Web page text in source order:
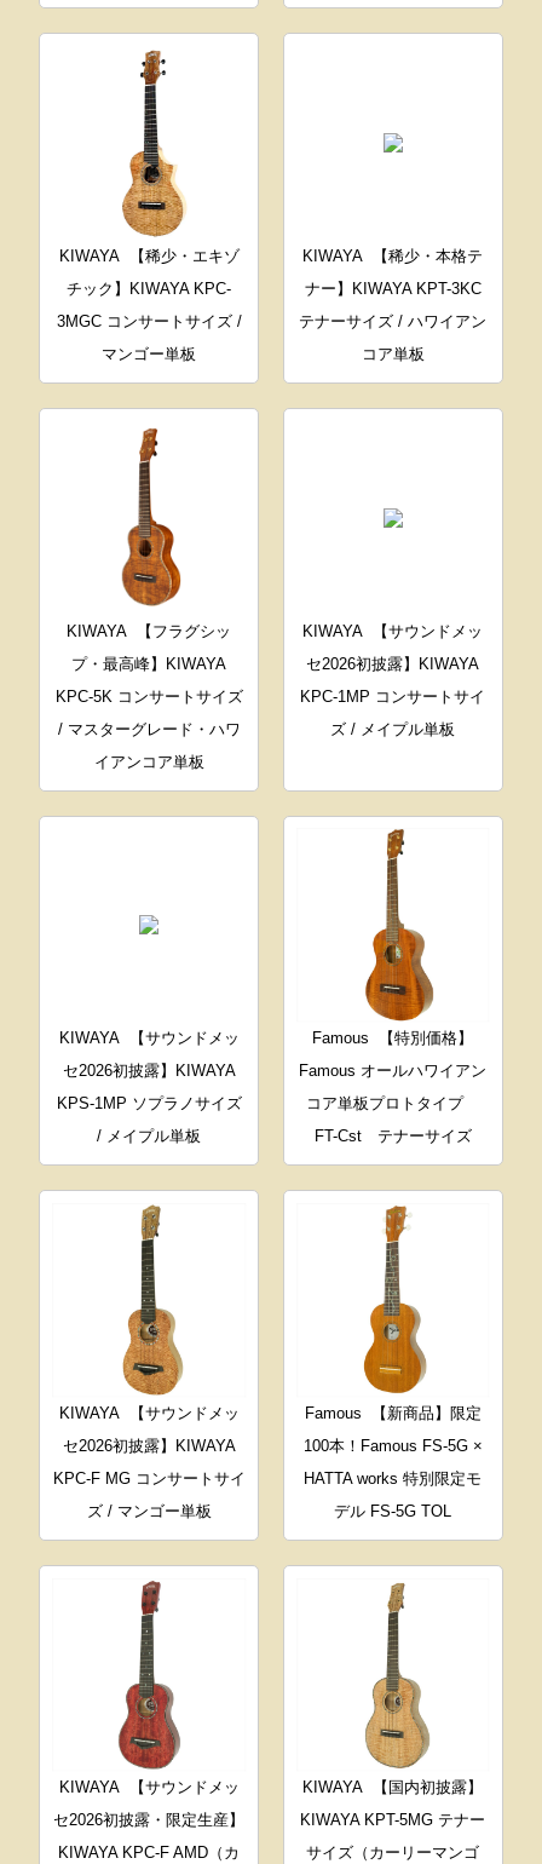
KIWAYA
【稀少・エキゾ
チック】KIWAYA KPC-
3MGC コンサートサイズ /
マンゴー単板
KIWAYA
【稀少・本格テ
ナー】KIWAYA KPT-3KC
テナーサイズ / ハワイアン
コア単板
KIWAYA
【フラグシッ
プ・最高峰】KIWAYA
KPC-5K コンサートサイズ
/ マスターグレード・ハワ
イアンコア単板
KIWAYA
【サウンドメッ
セ2026初披露】KIWAYA
KPC-1MP コンサートサイ
ズ / メイプル単板
KIWAYA
【サウンドメッ
セ2026初披露】KIWAYA
KPS-1MP ソプラノサイズ
/ メイプル単板
Famous
【特別価格】
Famous オールハワイアン
コア単板プロトタイプ
FT-Cst テナーサイズ
KIWAYA
【サウンドメッ
セ2026初披露】KIWAYA
KPC-F MG コンサートサイ
ズ / マンゴー単板
Famous
【新商品】限定
100本！Famous FS-5G ×
HATTA works 特別限定モ
デル FS-5G TOL
KIWAYA
【サウンドメッ
セ2026初披露・限定生産】
KIWAYA KPC-F AMD（カ
KIWAYA
【国内初披露】
KIWAYA KPT-5MG テナー
サイズ（カーリーマンゴ